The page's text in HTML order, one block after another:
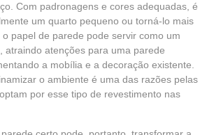
Com padronagens e cores adequadas, é
um quarto pequeno ou torná-lo mais
o papel de parede pode servir como um
atraindo atenções para uma parede
a mobília e a decoração existente.
o ambiente é uma das razões pelas
por esse tipo de revestimento nas